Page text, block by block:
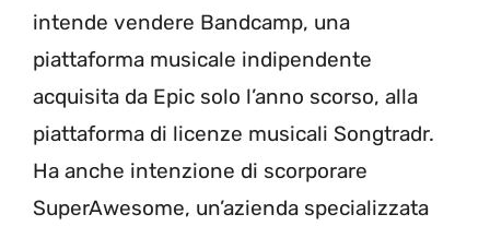
intende vendere Bandcamp, una
piattaforma musicale indipendente
acquisita da Epic solo l’anno scorso, alla
piattaforma di licenze musicali Songtradr.
Ha anche intenzione di scorporare
SuperAwesome, un’azienda specializzata